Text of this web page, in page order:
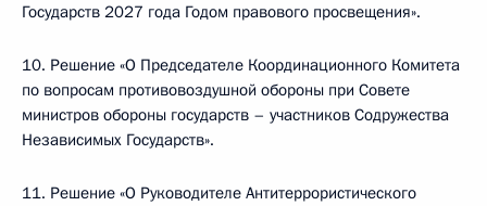
Государств 2027 года Годом правового просвещения».
10. Решение «О Председателе Координационного Комитета
по вопросам противовоздушной обороны при Совете
министров обороны государств – участников Содружества
Независимых Государств».
11. Решение «О Руководителе Антитеррористического